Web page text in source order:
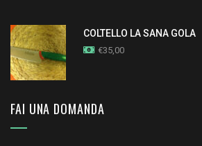
COLTELLO LA SANA GOLA
€35,00
FAI UNA DOMANDA